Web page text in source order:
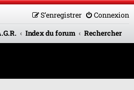
Connexion
S’enregistrer
Index du forum Rechercher